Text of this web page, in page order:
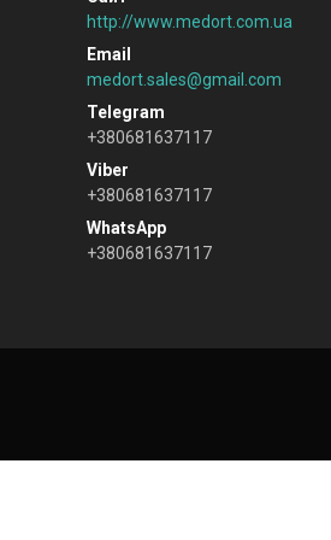
http://www.medort.com.ua
medort.sales@gmail.com
+380681637117
+380681637117
+380681637117